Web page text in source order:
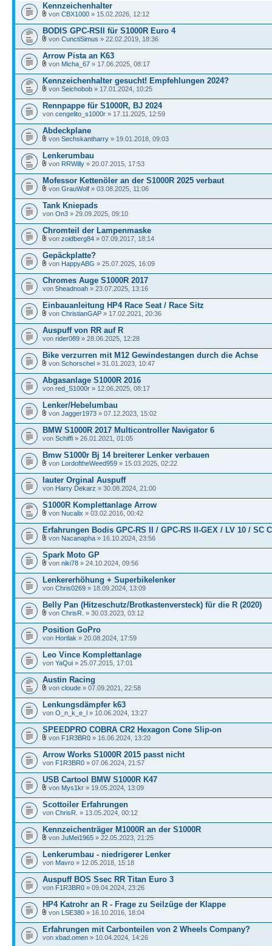
Kennzeichenhalter
von CBX1000 » 15.02.2026, 12:12
BODIS GPC-RSII für S1000R Euro 4
von CunctiSimus » 22.02.2019, 18:36
Arrow Pista an K63
von Micha_67 » 17.06.2025, 08:17
Kennzeichenhalter gesucht! Empfehlungen 2024?
von Seichobob » 17.01.2024, 10:25
Rennpappe für S1000R, BJ 2024
von cengelito_s1000r » 17.11.2025, 12:59
Abdeckplane
von Sechskantharry » 19.01.2018, 09:03
Lenkerumbau
von RRWilly » 20.07.2015, 17:53
Mofessor Kettenöler an der S1000R 2025 verbaut
von GrauWolf » 03.08.2025, 11:06
Tank Kniepads
von On3 » 29.09.2025, 09:10
Chromteil der Lampenmaske
von zoidberg84 » 07.09.2017, 18:14
Gepäckplatte?
von HappyABG » 25.07.2025, 16:09
Chromes Auge S1000R 2017
von 5headnoah » 23.07.2025, 13:16
Einbauanleitung HP4 Race Seat / Race Sitz
von ChristianGAP » 17.02.2021, 20:36
Auspuff von RR auf R
von rider089 » 28.06.2025, 12:28
Bike verzurren mit M12 Gewindestangen durch die Achse
von Schorschel » 31.01.2023, 10:47
Abgasanlage S1000R 2016
von red_S1000r » 12.06.2025, 08:17
Lenker/Hebelumbau
von Jagger1973 » 07.12.2023, 15:02
BMW S1000R 2017 Multicontroller Navigator 6
von Schiffi » 26.01.2021, 01:05
Bmw S1000r Bj 14 breiterer Lenker verbauen
von LordoftheWeed959 » 15.03.2025, 02:22
lauter Orginal Auspuff
von Harry Dekarz » 30.08.2024, 21:00
S1000R Komplettanlage Arrow
von Nucalix » 03.02.2016, 00:42
Erfahrungen Bodis GPC-RS II / GPC-RS II-GEX / LV 10 / SC
von Nacanapha » 16.10.2024, 23:56
Spark Moto GP
von niki78 » 24.10.2024, 09:56
Lenkererhöhung + Superbikelenker
von Chris0269 » 18.09.2024, 13:09
Belly Pan (Hitzeschutz/Brotkastenversteck) für die R (2020)
von ChrisR. » 30.03.2023, 03:12
Position GoPro
von Hortlak » 20.08.2024, 17:59
Leo Vince Komplettanlage
von YaQui » 25.07.2015, 17:01
Austin Racing
von cloude » 07.09.2021, 22:58
Lenkungsdämpfer k63
von O_n_k_e_l » 10.06.2024, 13:27
SPEEDPRO COBRA CR2 Hexagon Cone Slip-on
von F1R3BR0 » 16.06.2024, 13:20
Arrow Works S1000R 2015 passt nicht
von F1R3BR0 » 07.06.2024, 21:57
USB Cartool BMW S1000R K47
von Mys1kr » 19.05.2024, 13:09
Scottoiler Erfahrungen
von ChrisR. » 13.05.2024, 00:12
Kennzeichenträger M1000R an der S1000R
von JuMei1965 » 22.05.2023, 21:25
Lenkerumbau - niedrigerer Lenker
von Mavro » 12.05.2018, 15:18
Auspuff BOS Ssec RR Titan Euro 3
von F1R3BR0 » 09.04.2024, 23:26
HP4 Katrohr an R - Frage zu Seilzüge der Klappe
von LSE380 » 16.10.2016, 18:04
Erfahrungen mit Carbonteilen von 2 Wheels Company?
von xbad.omen » 10.04.2024, 14:26